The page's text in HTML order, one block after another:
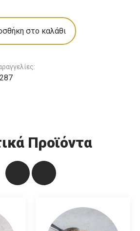
Προϊόντα
Νιφάδες βρώμης
χοντρά